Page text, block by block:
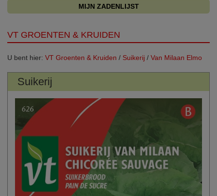
MIJN ZADENLIJST
VT GROENTEN & KRUIDEN
U bent hier: VT Groenten & Kruiden / Suikerij / Van Milaan Elmo
Suikerij